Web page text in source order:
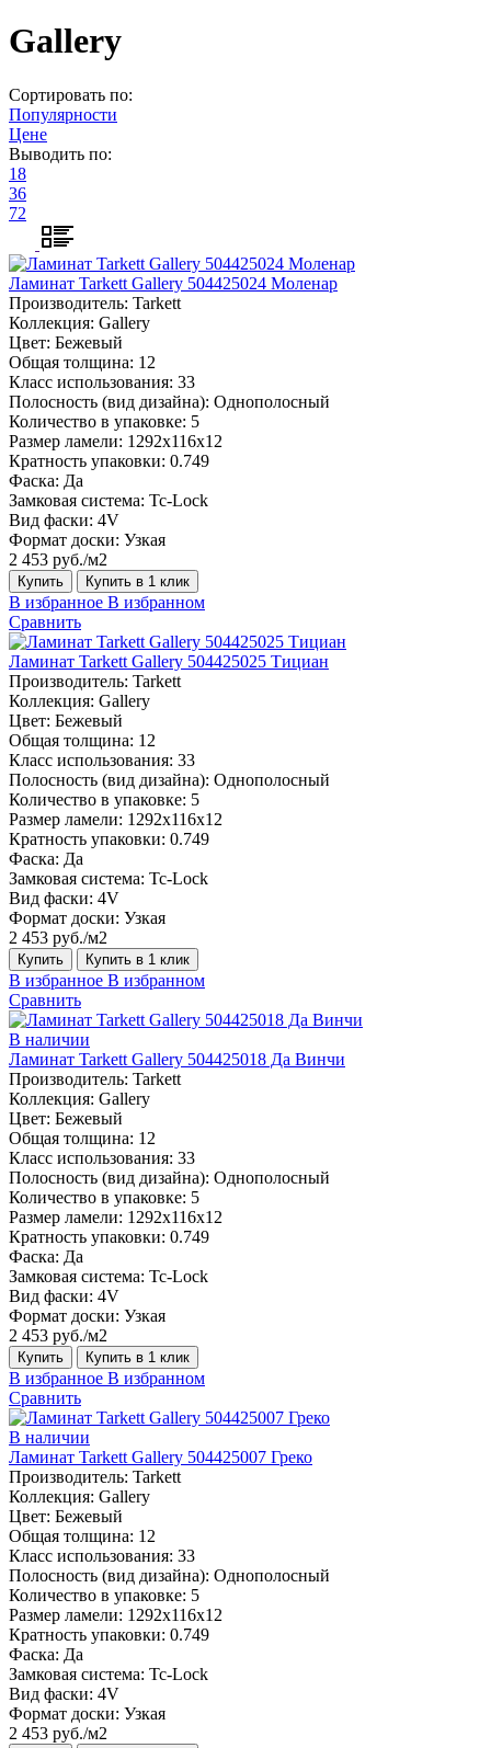
Gallery
Сортировать по:
Популярности
Цене
Выводить по:
18
36
72
Ламинат Tarkett Gallery 504425024 Моленар
Производитель: Tarkett
Коллекция: Gallery
Цвет: Бежевый
Общая толщина: 12
Класс использования: 33
Полосность (вид дизайна): Однополосный
Количество в упаковке: 5
Размер ламели: 1292х116х12
Кратность упаковки: 0.749
Фаска: Да
Замковая система: Tc-Lock
Вид фаски: 4V
Формат доски: Узкая
2 453 руб./м2
Купить Купить в 1 клик
В избранное В избранном
Сравнить
Ламинат Tarkett Gallery 504425025 Тициан
Производитель: Tarkett
Коллекция: Gallery
Цвет: Бежевый
Общая толщина: 12
Класс использования: 33
Полосность (вид дизайна): Однополосный
Количество в упаковке: 5
Размер ламели: 1292х116х12
Кратность упаковки: 0.749
Фаска: Да
Замковая система: Tc-Lock
Вид фаски: 4V
Формат доски: Узкая
2 453 руб./м2
Купить Купить в 1 клик
В избранное В избранном
Сравнить
В наличии
Ламинат Tarkett Gallery 504425018 Да Винчи
Производитель: Tarkett
Коллекция: Gallery
Цвет: Бежевый
Общая толщина: 12
Класс использования: 33
Полосность (вид дизайна): Однополосный
Количество в упаковке: 5
Размер ламели: 1292х116х12
Кратность упаковки: 0.749
Фаска: Да
Замковая система: Tc-Lock
Вид фаски: 4V
Формат доски: Узкая
2 453 руб./м2
Купить Купить в 1 клик
В избранное В избранном
Сравнить
В наличии
Ламинат Tarkett Gallery 504425007 Греко
Производитель: Tarkett
Коллекция: Gallery
Цвет: Бежевый
Общая толщина: 12
Класс использования: 33
Полосность (вид дизайна): Однополосный
Количество в упаковке: 5
Размер ламели: 1292х116х12
Кратность упаковки: 0.749
Фаска: Да
Замковая система: Tc-Lock
Вид фаски: 4V
Формат доски: Узкая
2 453 руб./м2